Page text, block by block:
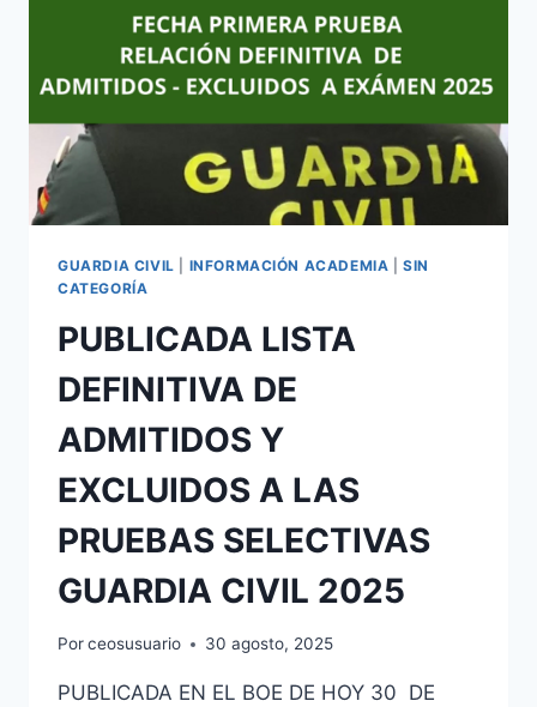
PRUEBAS
SELECTIVAS
GUARDIA
GUARDIA CIVIL INFORMACIÓN ACADEMIA |SIN
CATEGORÍA
PUBLICADA LISTA
DEFINITIVA DE
ADMITIDOS Y
EXCLUIDOS A LAS
PRUEBAS SELECTIVAS
GUARDIA CIVIL 2025
Porceosusuario 30 agosto, 2025
PUBLICADA EN EL BOE DE HOY 30 DE